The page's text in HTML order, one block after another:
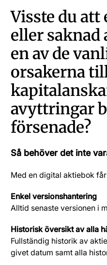
Visste du
eller saknad
en av de
orsakerna
avyttringar
försenade?
Så behöver det inte
Med en digital aktiebok
Enkel versionshantering
Alltid senaste versionen i
Historisk översikt av alla
Fullständig historik av
givet datum samt alla